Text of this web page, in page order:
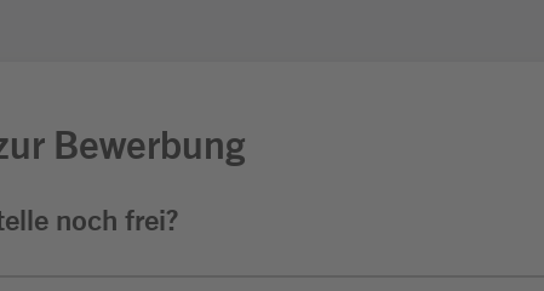
Bewerbung
noch frei?